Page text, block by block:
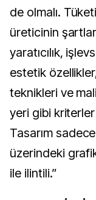
de olmalı.
üreticinin
yaratıcılık,
estetik
teknikleri ve
yeri gibi kriterler
Tasarım
üzerindeki
ile ilintili.”